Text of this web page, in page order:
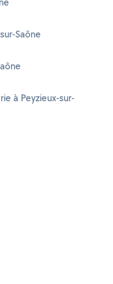
Saône
à Peyzieux-sur-